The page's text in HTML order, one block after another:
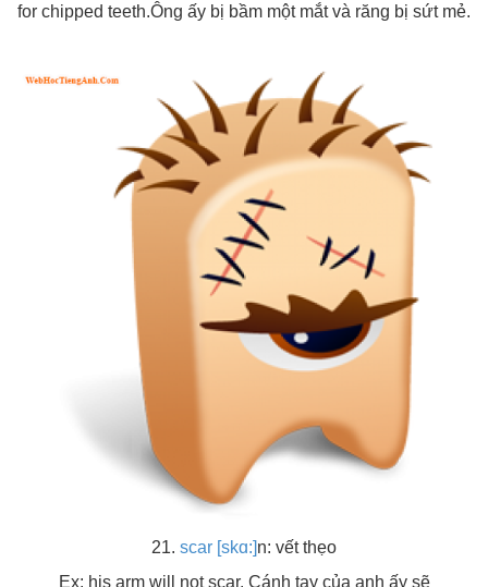
for chipped teeth.Ông ấy bị bầm một mắt và răng bị sứt mẻ.
21. scar [skɑ:]n: vết thẹo
Ex: his arm will not scar. Cánh tay của anh ấy sẽ